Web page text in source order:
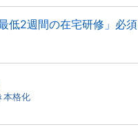
低2週間の在宅研修」必須
本格化